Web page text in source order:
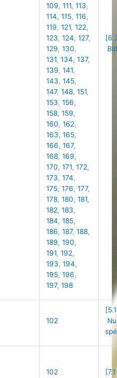
109,111,113,
114,115,116,
119,121,122,
123,124,127,
129,130,
131,134,137,
139,141,
143,145,
147,148,151,
153,156,
158,159,
160,162,
163,165,
166,167,
168,169,
170,171,172,
173,174,
175,176,177,
178,180,181,
182,183,
184,185,
186,187,188,
189,190,
191,192,
193,194,
195,196,
197,198
102
102